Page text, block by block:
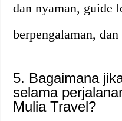
dan nyaman, guide
berpengalaman,
5. Bagaimana
selama
Mulia Travel?